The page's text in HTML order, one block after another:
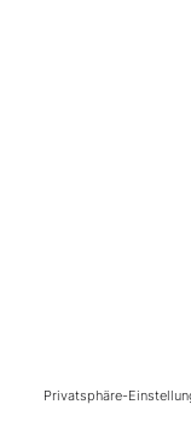
Privatsphäre-